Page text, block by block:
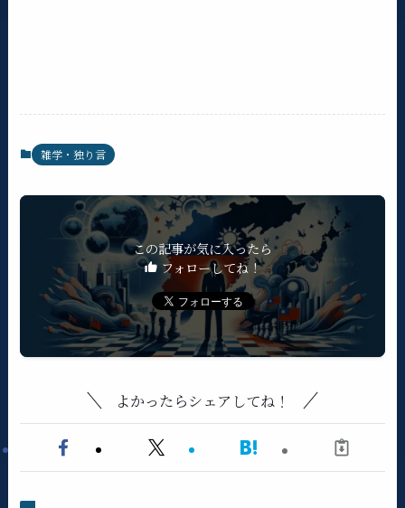
雑学・独り言
この記事が気に入ったら
フォローしてね！
よかったらシェアしてね！